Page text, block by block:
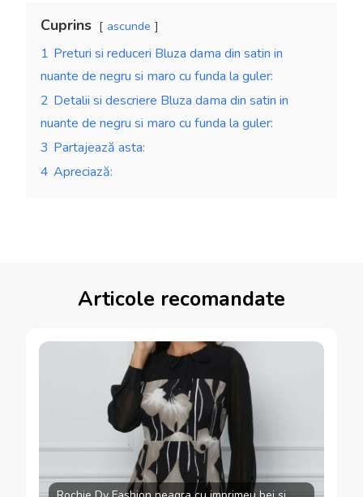
Cuprins ascunde
1 Preturi si reduceri Bluza dama din satin in
nuante de negru si maro cu funda la guler:
2 Detalii si descriere Bluza dama din satin in
nuante de negru si maro cu funda la guler:
3 Partajează asta:
4 Apreciază:
Articole recomandate